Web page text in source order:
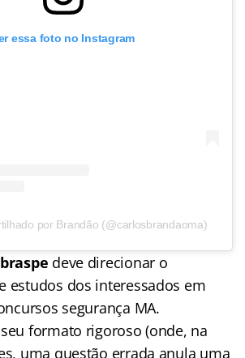
essa foto no Instagram
por Brandão (@carlosbrandaoma)
deve direcionar o
estudos dos interessados em
segurança MA.
formato rigoroso (onde, na
uma questão errada anula uma